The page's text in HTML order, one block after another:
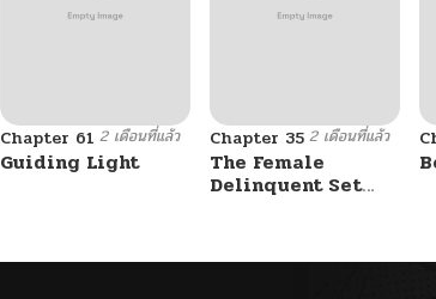
10/24/
Chapter 61 2 เดือนที่แล้ว
Guiding Light
Chapter 35 2 เดือนที่แล้ว
The Female
Delinquent Set